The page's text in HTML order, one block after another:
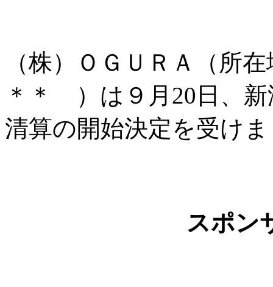
（株）ＯＧＵＲＡ（所
＊＊ ）は９月20日、
清算の開始決定を受け
スポン